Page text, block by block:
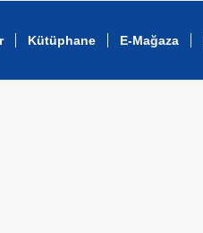
Kütüphane E-Mağaza